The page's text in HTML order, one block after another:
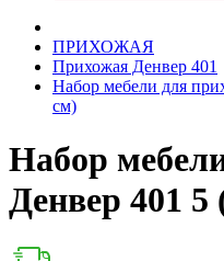
ПРИХОЖАЯ
Прихожая Денвер 401
Набор мебели для
см)
Набор
Денвер 401